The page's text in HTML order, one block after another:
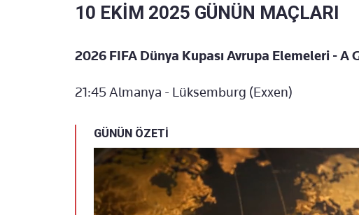
10 EKİM 2025 GÜNÜN MAÇLARI
2026 FIFA Dünya Kupası Avrupa Elemeleri - A
21:45 Almanya - Lüksemburg (Exxen)
GÜNÜN ÖZETİ